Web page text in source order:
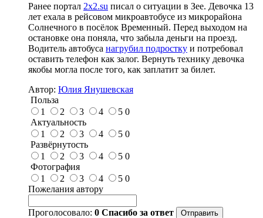
Ранее портал 2x2.su писал о ситуации в Зее. Девочка 13
лет ехала в рейсовом микроавтобусе из микрорайона
Солнечного в посёлок Временный. Перед выходом на
остановке она поняла, что забыла деньги на проезд.
Водитель автобуса нагрубил подростку и потребовал
оставить телефон как залог. Вернуть технику девочка
якобы могла после того, как заплатит за билет.
Автор: Юлия Янушевская
Польза
1
2 3 4 5 0
Актуальность
1
2 3 4 5 0
Развёрнутость
1
2 3 4 5 0
Фотография
1
2 3 4 5 0
Пожелания автору
Проголосовало: 0 Спасибо за ответ